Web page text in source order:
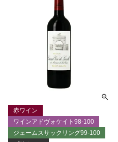
赤ワイン
ワインアドヴォケイト98-100
ジェームスサックリング99-100